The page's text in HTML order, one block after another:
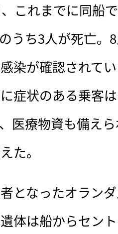
これまでに同船
うち3人が死亡。
染が確認されて
症状のある乗客
医療物資も備え
た。
となったオラン
体は船からセン